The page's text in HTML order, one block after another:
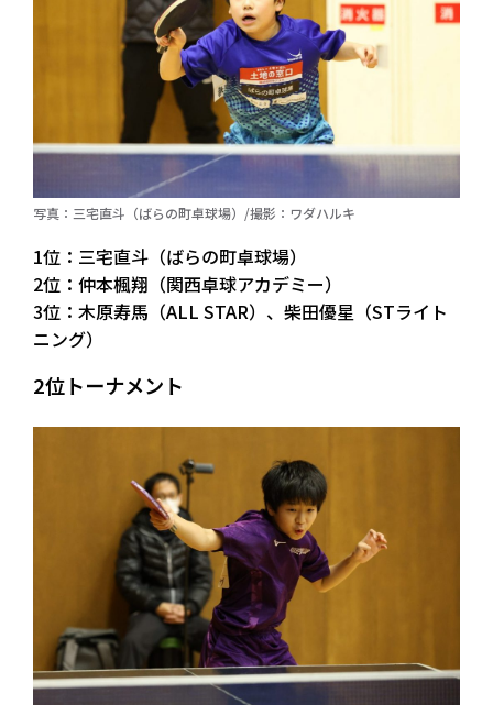
写真：三宅直斗（ばらの町卓球場）/撮影：ワダハルキ
1位：三宅直斗（ばらの町卓球場）
2位：仲本楓翔（関西卓球アカデミー）
3位：木原寿馬（ALL STAR）、柴田優星（STライト
ニング）
2位トーナメント